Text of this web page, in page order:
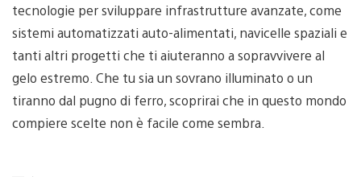
tecnologie per sviluppare infrastrutture avanzate, come
sistemi automatizzati auto-alimentati, navicelle spaziali e
tanti altri progetti che ti aiuteranno a sopravvivere al
gelo estremo. Che tu sia un sovrano illuminato o un
tiranno dal pugno di ferro, scoprirai che in questo mondo
compiere scelte non è facile come sembra.